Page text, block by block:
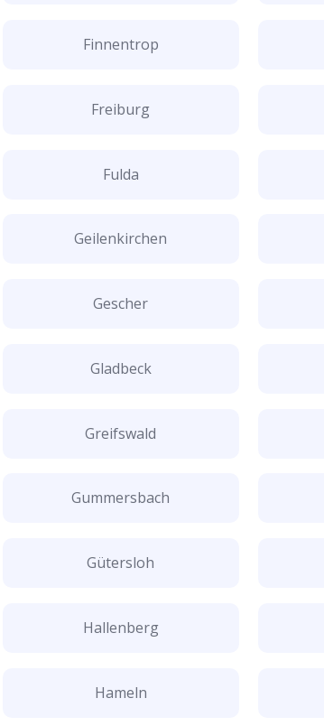
Finnentrop
Freiburg
Fulda
Geilenkirchen
Gescher
Gladbeck
Greifswald
Gummersbach
Gütersloh
Hallenberg
Hameln